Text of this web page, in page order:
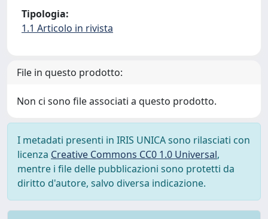
Tipologia:
1.1 Articolo in rivista
File in questo prodotto:
Non ci sono file associati a questo prodotto.
I metadati presenti in IRIS UNICA sono rilasciati con
licenza Creative Commons CC0 1.0 Universal,
mentre i file delle pubblicazioni sono protetti da
diritto d'autore, salvo diversa indicazione.